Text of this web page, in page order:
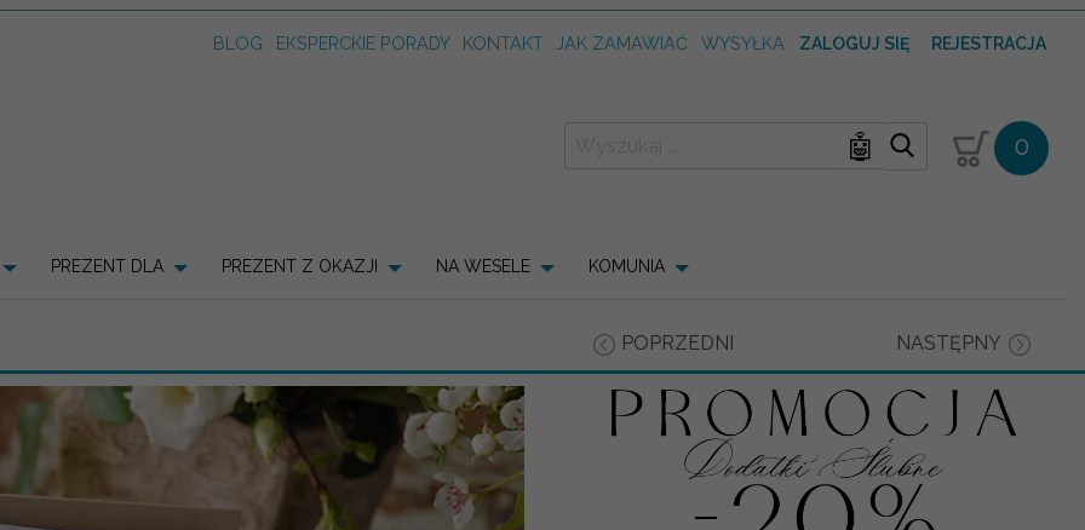
BLOG EKSPERCKIE PORADY KONTAKT JAK ZAMAWIAĆ WYSYŁKA ZALOGUJ SIĘ REJESTRACJA
🤖 0
PREZENT DLA PREZENT Z OKAZJI NA WESELE KOMUNIA
POPRZEDNI NASTĘPNY